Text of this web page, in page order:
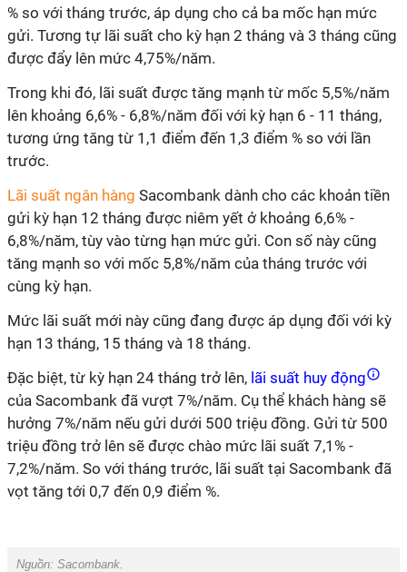
% so với tháng trước, áp dụng cho cả ba mốc hạn mức
gửi. Tương tự lãi suất cho kỳ hạn 2 tháng và 3 tháng cũng
được đẩy lên mức 4,75%/năm.
Trong khi đó, lãi suất được tăng mạnh từ mốc 5,5%/năm
lên khoảng 6,6% - 6,8%/năm đối với kỳ hạn 6 - 11 tháng,
tương ứng tăng từ 1,1 điểm đến 1,3 điểm % so với lần
trước.
Lãi suất ngân hàng Sacombank dành cho các khoản tiền
gửi kỳ hạn 12 tháng được niêm yết ở khoảng 6,6% -
6,8%/năm, tùy vào từng hạn mức gửi. Con số này cũng
tăng mạnh so với mốc 5,8%/năm của tháng trước với
cùng kỳ hạn.
Mức lãi suất mới này cũng đang được áp dụng đối với kỳ
hạn 13 tháng, 15 tháng và 18 tháng.
Đặc biệt, từ kỳ hạn 24 tháng trở lên, lãi suất huy động
của Sacombank đã vượt 7%/năm. Cụ thể khách hàng sẽ
hưởng 7%/năm nếu gửi dưới 500 triệu đồng. Gửi từ 500
triệu đồng trở lên sẽ được chào mức lãi suất 7,1% -
7,2%/năm. So với tháng trước, lãi suất tại Sacombank đã
vọt tăng tới 0,7 đến 0,9 điểm %.
Nguồn: Sacombank.